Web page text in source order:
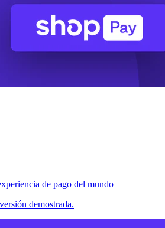
de pago del mundo
demostrada.